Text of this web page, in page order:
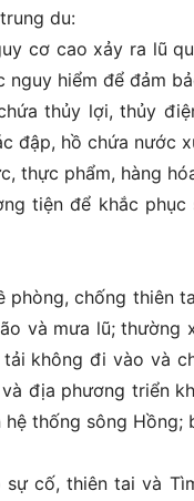
du:
cơ cao xảy ra lũ
hiểm để đảm
thủy lợi, thủy
đập, hồ chứa nước
thực phẩm, hàng
tiện để khắc
phòng, chống
và mưa lũ;
không đi vào và
địa phương triển
thống sông
cố, thiên tai và